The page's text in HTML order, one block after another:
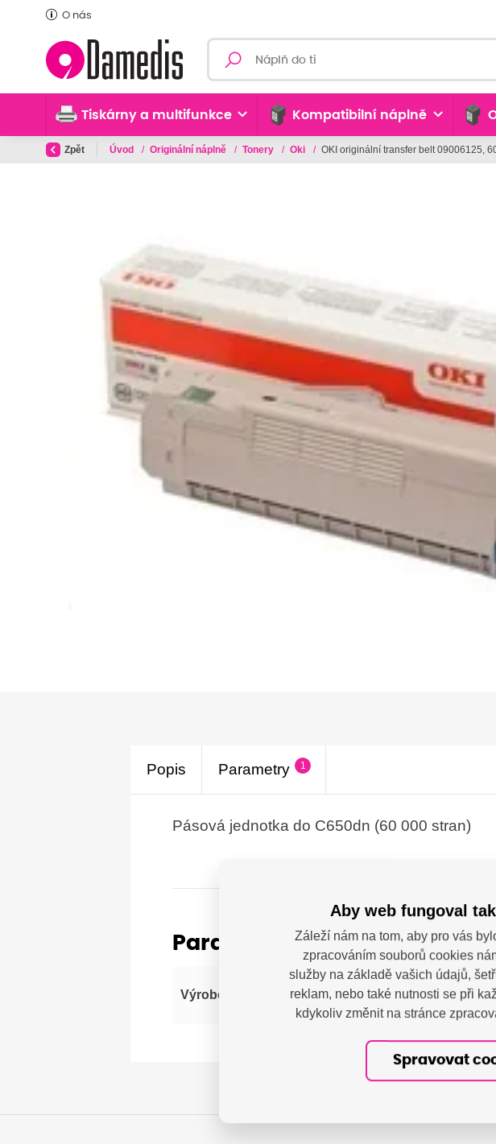
O nás
Tiskárny a multifunkce Kompatibilní náplně
Zpět Úvod / Originální náplně / Tonery / Oki / OKI originální transfer belt 09006125,
Popis Parametry 1
Pásová jednotka do C650dn (60 000 stran)
Parametry
Výrobce
OKI - OKI EUROPE
de.support@okieurope.com
Aby web fungoval
Záleží nám na tom, aby pro vás
zpracováním souborů cookies
služby na základě vašich údajů,
reklam, nebo také nutnosti se při
kdykoliv změnit na stránce
Spravovat